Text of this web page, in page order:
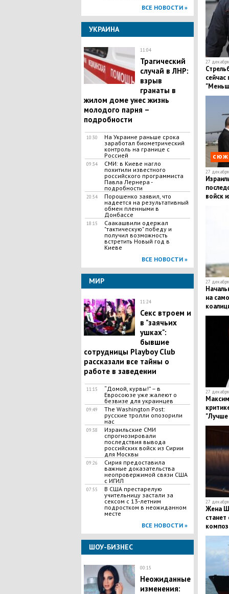
ВСЕ НОВОСТИ »
УКРАИНА
11:04
​Трагический
случай в ЛНР:
взрыв
гранаты в
жилом доме унес жизнь
молодого парня –
подробности
10:30
На Украине раньше срока
заработал биометрический
контроль на границе с
Россией
09:34
СМИ: в Киеве нагло
похитили известного
российского программиста
Павла Лернера -
подробности
20:54
Порошенко заявил, что
надеется на результативный
обмен пленными в
Донбассе
18:15
Саакашвили одержал
"тактическую" победу и
получил возможность
встретить Новый год в
Киеве
ВСЕ НОВОСТИ »
МИР
11:24
Секс втроем и
в "заячьих
ушках":
бывшие
сотрудницы Playboy Club
рассказали все тайны о
работе в заведении
11:15
“Домой, курвы!” – в
Евросоюзе уже жалеют о
безвизе для украинцев
09:49
The Washington Post:
русские тролли опозорили
нас
09:38
Израильские СМИ
спрогнозировали
последствия вывода
российских войск из Сирии
для Москвы
09:26
​Сирия предоставила
важные доказательства
неопровержимой связи США
с ИГИЛ
07:55
В США престарелую
учительницу застали за
сексом с 13-летним
подростком в неожиданном
месте
ВСЕ НОВОСТИ »
ШОУ-БИЗНЕС
00:15
Неожиданные
изменения:
27
27
войск
27
на
27
"Лучше
27
Жена
станет